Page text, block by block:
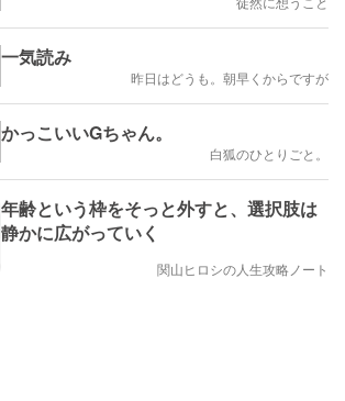
一気読み
昨日はどうも。朝早くからですが
かっこいいGちゃん。
白狐のひとりごと。
年齢という枠をそっと外すと、選択肢は
静かに広がっていく
関山ヒロシの人生攻略ノート